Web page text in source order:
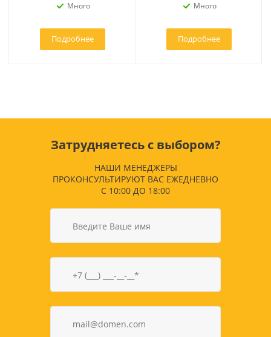
Много
Подробнее
Много
Подробнее
Затрудняетесь с выбором?
НАШИ МЕНЕДЖЕРЫ
ПРОКОНСУЛЬТИРУЮТ ВАС ЕЖЕДНЕВНО
С 10:00 ДО 18:00